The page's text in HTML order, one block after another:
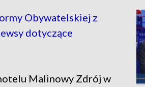
Obywatelskiej z
dotyczące
Malinowy Zdrój w